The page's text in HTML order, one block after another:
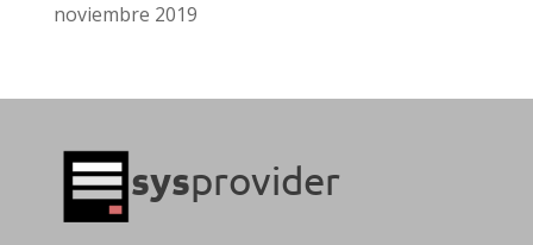
noviembre 2019